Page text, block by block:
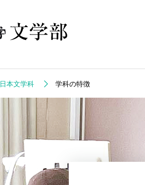
日本文学科 学科の特徴